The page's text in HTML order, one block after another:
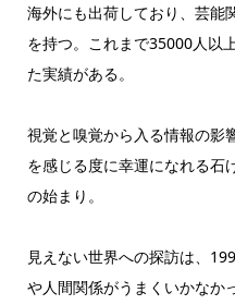
海外にも出荷しており、芸能
を持つ。これまで35000人以
た実績がある。
視覚と嗅覚から入る情報の影
を感じる度に幸運になれる石
の始まり。
見えない世界への探訪は、
や人間関係がうまくいかなか